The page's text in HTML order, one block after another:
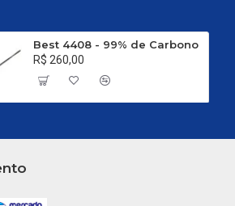
Best 4408 - 99% de Carbono
R$ 260,00